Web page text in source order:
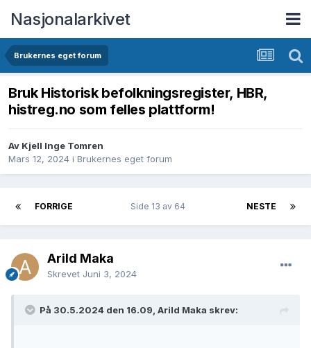
Nasjonalarkivet
Brukernes eget forum
Bruk Historisk befolkningsregister, HBR,
histreg.no som felles plattform!
Av Kjell Inge Tomren
Mars 12, 2024 i Brukernes eget forum
FORRIGE NESTE
Side 13 av 64
Arild Maka
Skrevet Juni 3, 2024
På 30.5.2024 den 16.09, Arild Maka skrev: